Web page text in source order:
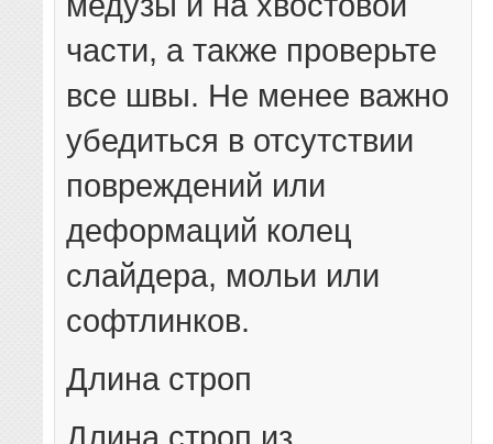
части, а также проверьте
все швы. Не менее важно
убедиться в отсутствии
повреждений или
деформаций колец
слайдера, мольи или
софтлинков.
Длина строп
Длина строп из